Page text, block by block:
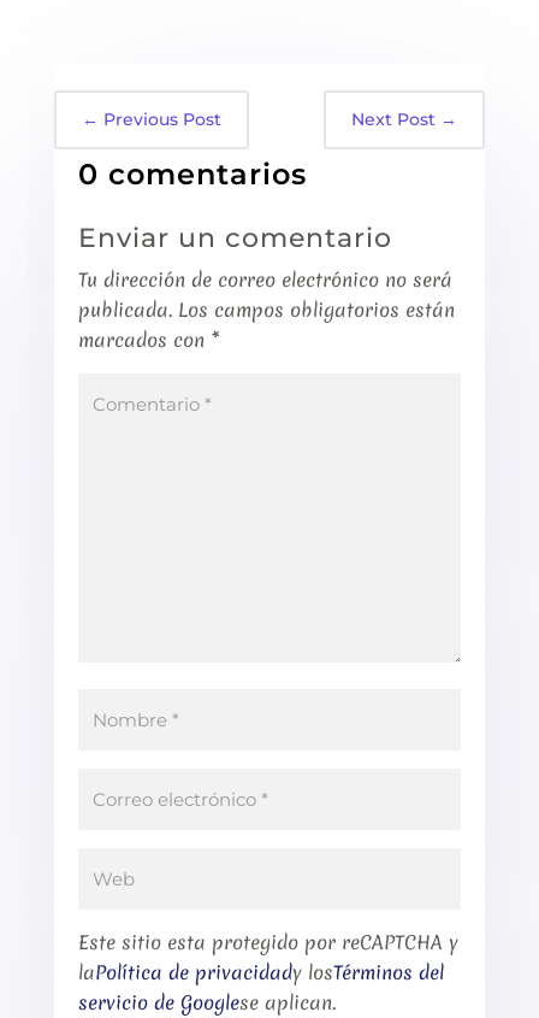
← Previous Post Next Post →
0 comentarios
Enviar un comentario
Tu dirección de correo electrónico no será
publicada. Los campos obligatorios están
marcados con *
Este sitio esta protegido por reCAPTCHA y
laPolítica de privacidady losTérminos del
servicio de Googlese aplican.